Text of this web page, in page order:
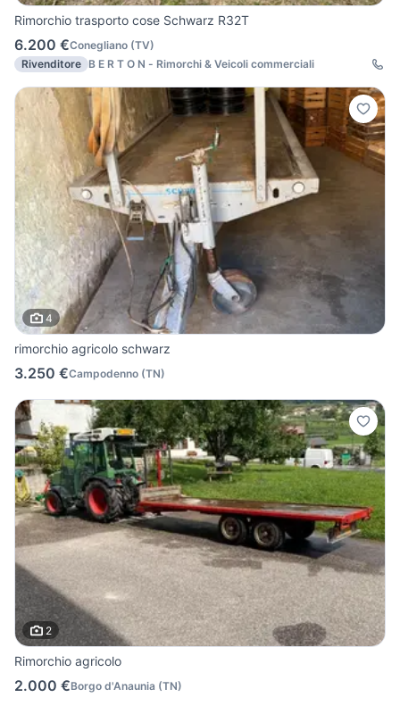
Rimorchio trasporto cose Schwarz R32T
6.200 €Conegliano (TV)
Rivenditore B E R T O N - Rimorchi & Veicoli commerciali
4
rimorchio agricolo schwarz
3.250 €Campodenno (TN)
2
Rimorchio agricolo
2.000 €Borgo d'Anaunia (TN)